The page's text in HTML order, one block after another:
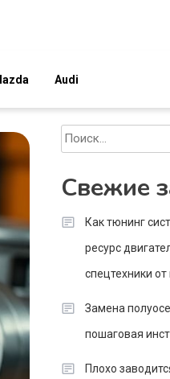
Audi
Свежие
Как тюнинг
ресурс
спецтехники
Замена
пошаговая
Плохо